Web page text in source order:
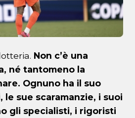
Non c’è una
né tantomeno la
Ognuno ha il suo
le sue scaramanzie, i suoi
gli specialisti, i rigoristi